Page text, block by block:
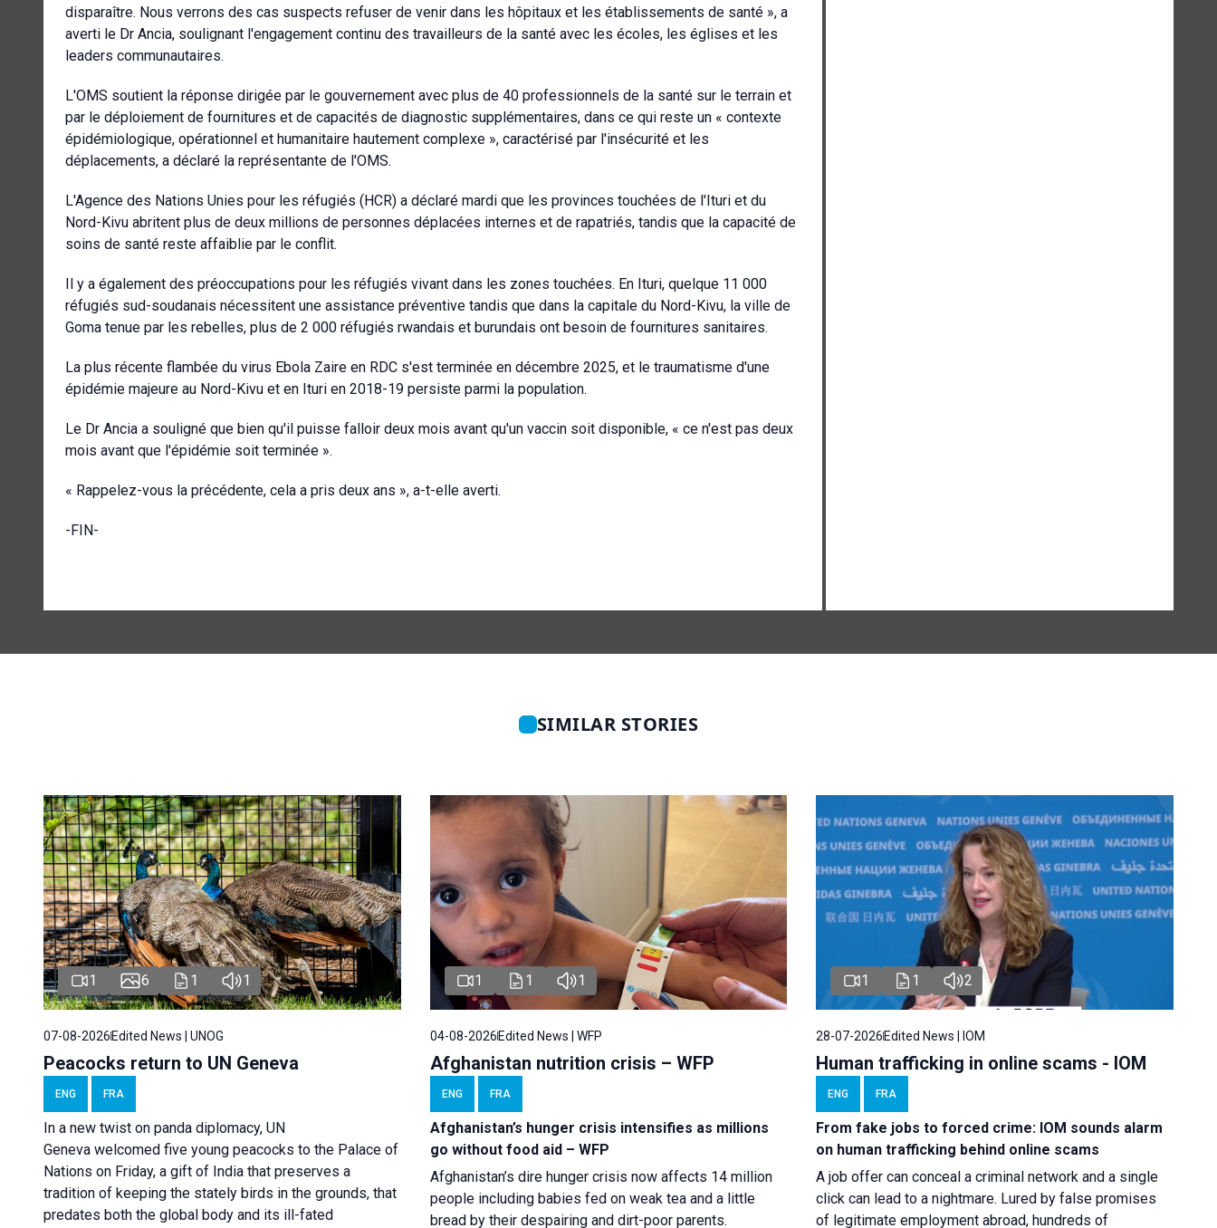
disparaître. Nous verrons des cas suspects refuser de venir dans les hôpitaux et les établissements de santé », a
averti le Dr Ancia, soulignant l'engagement continu des travailleurs de la santé avec les écoles, les églises et les
leaders communautaires.
L'OMS soutient la réponse dirigée par le gouvernement avec plus de 40 professionnels de la santé sur le terrain et
par le déploiement de fournitures et de capacités de diagnostic supplémentaires, dans ce qui reste un « contexte
épidémiologique, opérationnel et humanitaire hautement complexe », caractérisé par l'insécurité et les
déplacements, a déclaré la représentante de l'OMS.
L'Agence des Nations Unies pour les réfugiés (HCR) a déclaré mardi que les provinces touchées de l'Ituri et du
Nord-Kivu abritent plus de deux millions de personnes déplacées internes et de rapatriés, tandis que la capacité de
soins de santé reste affaiblie par le conflit.
Il y a également des préoccupations pour les réfugiés vivant dans les zones touchées. En Ituri, quelque 11 000
réfugiés sud-soudanais nécessitent une assistance préventive tandis que dans la capitale du Nord-Kivu, la ville de
Goma tenue par les rebelles, plus de 2 000 réfugiés rwandais et burundais ont besoin de fournitures sanitaires.
La plus récente flambée du virus Ebola Zaire en RDC s'est terminée en décembre 2025, et le traumatisme d'une
épidémie majeure au Nord-Kivu et en Ituri en 2018-19 persiste parmi la population.
Le Dr Ancia a souligné que bien qu'il puisse falloir deux mois avant qu'un vaccin soit disponible, « ce n'est pas deux
mois avant que l'épidémie soit terminée ».
« Rappelez-vous la précédente, cela a pris deux ans », a-t-elle averti.
-FIN-
SIMILAR STORIES
1 6 1 1
07-08-2026Edited News | UNOG
Peacocks return to UN Geneva
ENG FRA
In a new twist on panda diplomacy, UN
Geneva welcomed five young peacocks to the Palace of
Nations on Friday, a gift of India that preserves a
tradition of keeping the stately birds in the grounds, that
predates both the global body and its ill-fated
1 1 1
04-08-2026Edited News | WFP
Afghanistan nutrition crisis – WFP
ENG FRA
Afghanistan’s hunger crisis intensifies as millions
go without food aid – WFP
Afghanistan’s dire hunger crisis now affects 14 million
people including babies fed on weak tea and a little
bread by their despairing and dirt-poor parents.
1 1 2
28-07-2026Edited News | IOM
Human trafficking in online scams - IOM
ENG FRA
From fake jobs to forced crime: IOM sounds alarm
on human trafficking behind online scams
A job offer can conceal a criminal network and a single
click can lead to a nightmare. Lured by false promises
of legitimate employment abroad, hundreds of